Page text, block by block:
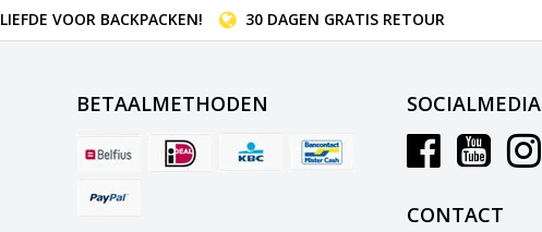
LIEFDE VOOR BACKPACKEN! 30 DAGEN GRATIS RETOUR
BETAALMETHODEN SOCIALMEDIA
CONTACT